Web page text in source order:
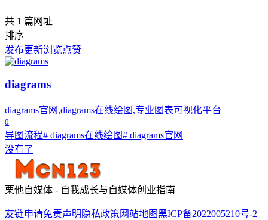
共 1 篇网址
排序
发布更新浏览点赞
diagrams
diagrams官网,diagrams在线绘图,专业图表可视化平台
0
导图流程# diagrams在线绘图# diagrams官网
没有了
栗他自媒体 - 自我成长与自媒体创业指南
友链申请免责声明 隐私政策 网站地图黑ICP备2022005210号-2